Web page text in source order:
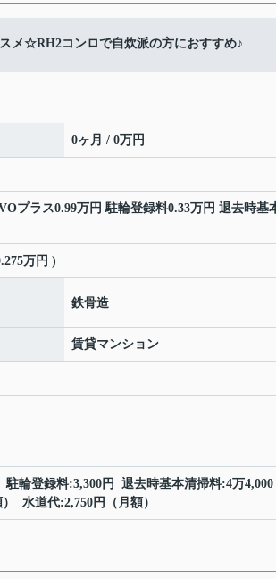
メ☆RH2コンロで自炊派の方におすすめ♪
0ヶ月 / 0万円
プラス0.99万円 駐輪登録料0.33万円 退去時基
万円 )
鉄骨造
賃貸マンション
輪登録料:3,300円 退去時基本清掃料:4万4,000
水道代:2,750円（月額）